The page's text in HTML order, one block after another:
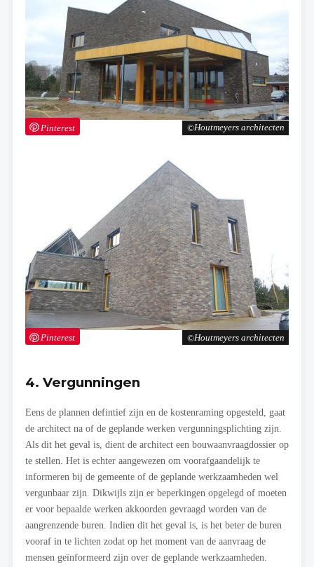
Houtmeyers architecten
Pinterest
Houtmeyers architecten
Pinterest
4. Vergunningen
Eens de plannen defintief zijn en de kostenraming opgesteld, gaat
de architect na of de geplande werken vergunningsplichting zijn.
Als dit het geval is, dient de architect een bouwaanvraagdossier op
te stellen. Het is echter aangewezen om voorafgaandelijk te
informeren bij de gemeente of de geplande werkzaamheden wel
vergunbaar zijn. Dikwijls zijn er beperkingen opgelegd of moeten
er voor bepaalde werken akkoorden gevraagd worden van de
aangrenzende buren. Indien dit het geval is, is het beter de buren
vooraf in te lichten zodat op het moment van de aanvraag de
mensen geïnformeerd zijn over de geplande werkzaamheden.